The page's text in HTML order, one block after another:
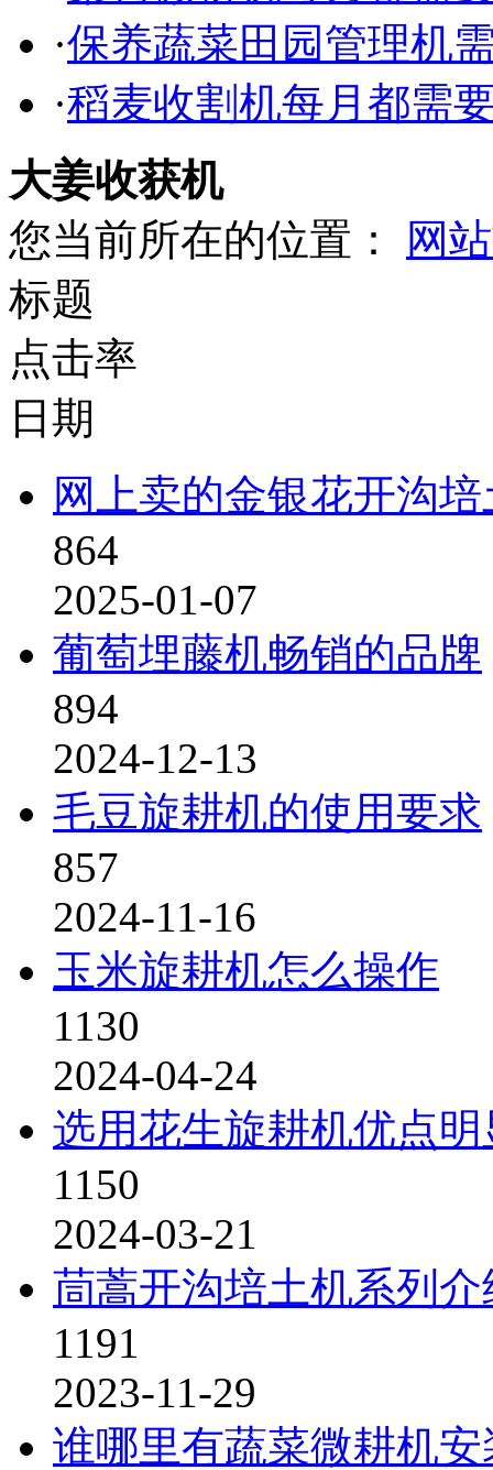
·保养蔬菜田园管理机
·稻麦收割机每月都需
大姜收获机
您当前所在的位置：
网
标题
点击率
日期
网上卖的金银花开沟
864
2025-01-07
葡萄埋藤机畅销的品牌
894
2024-12-13
毛豆旋耕机的使用要求
857
2024-11-16
玉米旋耕机怎么操作
1130
2024-04-24
选用花生旋耕机优点明
1150
2024-03-21
茼蒿开沟培土机系列介
1191
2023-11-29
谁哪里有蔬菜微耕机